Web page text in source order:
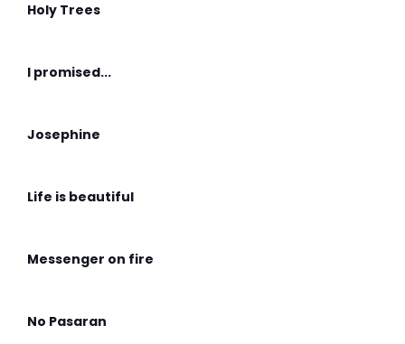
Holy Trees
I promised...
Josephine
Life is beautiful
Messenger on fire
No Pasaran